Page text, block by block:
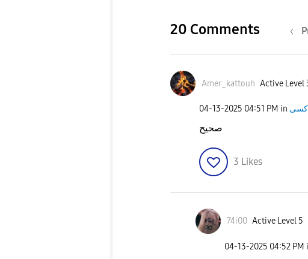
20 Comments
Amer_kattouh Active Level
‎04-13-2025 04:51 PM in
صحيح
3 Likes
74i00 Active Level 5
‎04-13-2025 04:52 PM